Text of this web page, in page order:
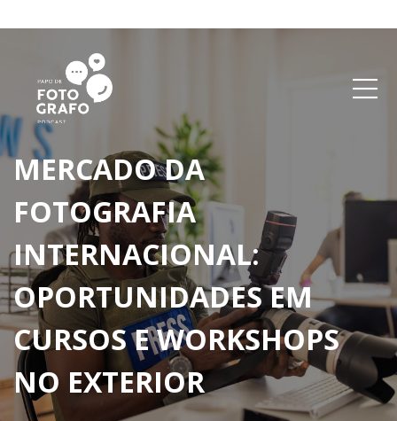
MERCADO DA
FOTOGRAFIA
INTERNACIONAL:
OPORTUNIDADES EM
CURSOS E WORKSHOPS
NO EXTERIOR